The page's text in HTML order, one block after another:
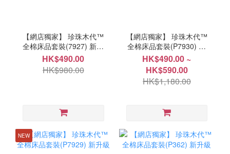
【網店獨家】 珍珠木代™
全棉床品套裝(7927) 新升
級
HK$490.00
HK$980.00
【網店獨家】 珍珠木代™
全棉床品套裝(P7930) 新
升級
HK$490.00 ~
HK$590.00
HK$1,180.00
NEW